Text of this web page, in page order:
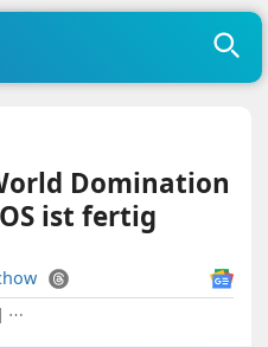
Domination
ist fertig
| ⋯